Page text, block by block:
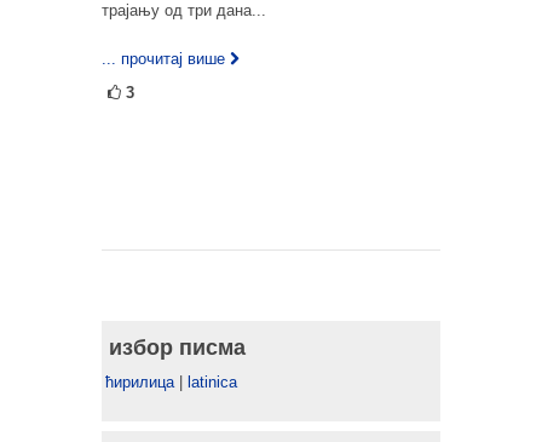
трајању од три дана...
... прочитај више
3
избор писма
ћирилица| latinica